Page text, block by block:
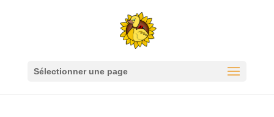
Sélectionner une page